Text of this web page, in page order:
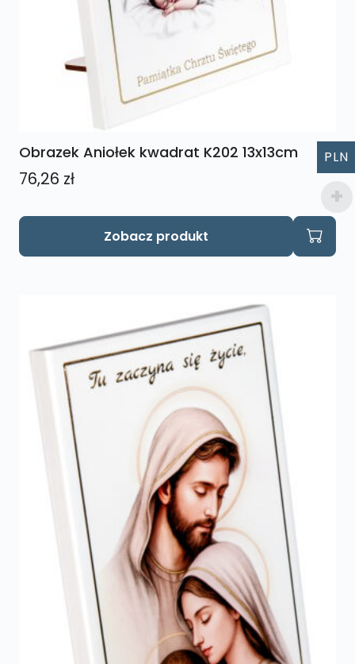
Obrazek Aniołek kwadrat K202 13x13cm
76,26 zł
Zobacz produkt
PLN